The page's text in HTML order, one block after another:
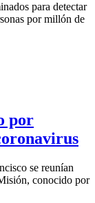
para detectar
por millón de
por
se reunían
conocido por